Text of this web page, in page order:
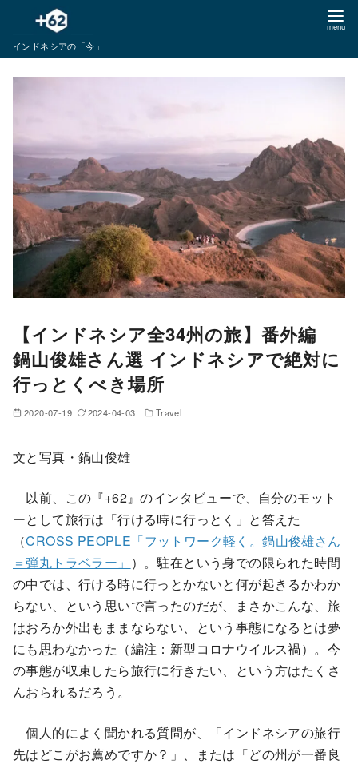
テインドネシアの「今」
【インドネシア全34州の旅】番外編
鍋山俊雄さん選 インドネシアで絶対に
行っとくべき場所
2020-07-19 2024-04-03 Travel
文と写真・鍋山俊雄
以前、この『+62』のインタビューで、自分のモット
ーとして旅行は「行ける時に行っとく」と答えた
（CROSS PEOPLE「フットワーク軽く。鍋山俊雄さん
＝弾丸トラベラー」 ）。駐在という身での限られた時間
の中では、行ける時に行っとかないと何が起きるかわか
らない、という思いで言ったのだが、まさかこんな、旅
はおろか外出もままならない、という事態になるとは夢
にも思わなかった（編注：新型コロナウイルス禍）。今
の事態が収束したら旅行に行きたい、という方はたくさ
んおられるだろう。
個人的によく聞かれる質問が、「インドネシアの旅行
先はどこがお薦めですか？」、または「どの州が一番良